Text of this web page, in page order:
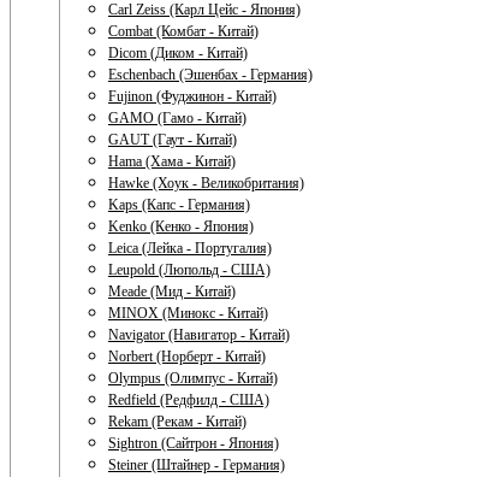
Carl Zeiss (Карл Цейс - Япония)
Combat (Комбат - Китай)
Dicom (Диком - Китай)
Eschenbach (Эшенбах - Германия)
Fujinon (Фуджинон - Китай)
GAMO (Гамо - Китай)
GAUT (Гаут - Китай)
Hama (Хама - Китай)
Hawke (Хоук - Великобритания)
Kaps (Капс - Германия)
Kenko (Кенко - Япония)
Leica (Лейка - Португалия)
Leupold (Люпольд - США)
Meade (Мид - Китай)
MINOX (Минокс - Китай)
Navigator (Навигатор - Китай)
Norbert (Норберт - Китай)
Olympus (Олимпус - Китай)
Redfield (Редфилд - США)
Rekam (Рекам - Китай)
Sightron (Сайтрон - Япония)
Steiner (Штайнер - Германия)